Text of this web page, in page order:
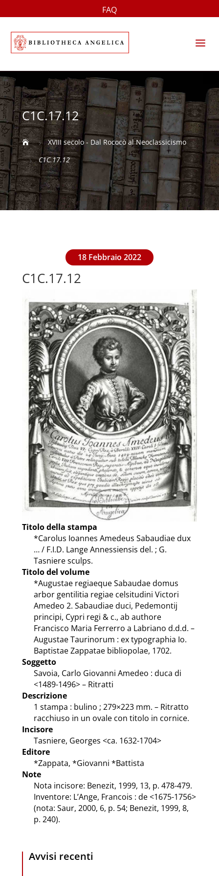
FAQ
a
C1C.17.12
 5 XVIII secolo - Dal Rococò al Neoclassicismo
5 C1C.17.12
18 Febbraio 2022
C1C.17.12
Titolo della stampa
*Carolus Ioannes Amedeus Sabaudiae dux
… / F.I.D. Lange Annessiensis del. ; G.
Tasniere sculps.
Titolo del volume
*Augustae regiaeque Sabaudae domus
arbor gentilitia regiae celsitudini Victori
Amedeo 2. Sabaudiae duci, Pedemontij
principi, Cypri regi & c., ab authore
Francisco Maria Ferrerro a Labriano d.d.d. –
Augustae Taurinorum : ex typographia Io.
Baptistae Zappatae bibliopolae, 1702.
Soggetto
Savoia, Carlo Giovanni Amedeo : duca di
<1489-1496> – Ritratti
Descrizione
1 stampa : bulino ; 279×223 mm. – Ritratto
racchiuso in un ovale con titolo in cornice.
Incisore
Tasniere, Georges <ca. 1632-1704>
Editore
*Zappata, *Giovanni *Battista
Note
Nota incisore: Benezit, 1999, 13, p. 478-479.
Inventore: L’Ange, Francois : de <1675-1756>
(nota: Saur, 2000, 6, p. 54; Benezit, 1999, 8,
p. 240).
Avvisi recenti